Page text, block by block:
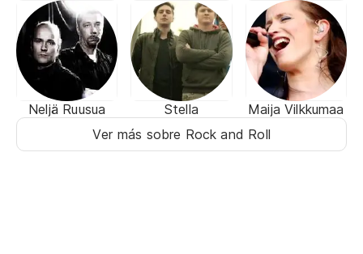
Neljä Ruusua Stella
Maija Vilkkumaa
Ver más sobre Rock and Roll